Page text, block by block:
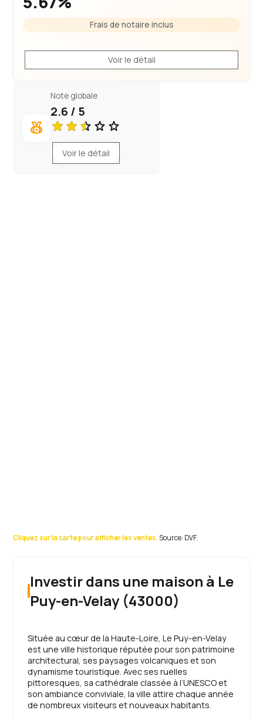
Frais de notaire inclus
Voir le détail
social_leaderboard
Note globale
2.6 / 5
Voir le détail
Cliquez sur la carte pour afficher les ventes. Source: DVF.
Investir dans une maison à Le
Puy-en-Velay (43000)
Située au cœur de la Haute-Loire, Le Puy-en-Velay
est une ville historique réputée pour son patrimoine
architectural, ses paysages volcaniques et son
dynamisme touristique. Avec ses ruelles
pittoresques, sa cathédrale classée à l’UNESCO et
son ambiance conviviale, la ville attire chaque année
de nombreux visiteurs et nouveaux habitants.